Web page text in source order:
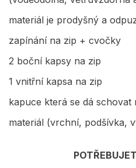
materiál je prodyšný a
zapínání na zip + cvočky
2 boční kapsy na zip
1 vnitřní kapsa na zip
kapuce která se dá schovat
materiál (vrchní, podšívka,